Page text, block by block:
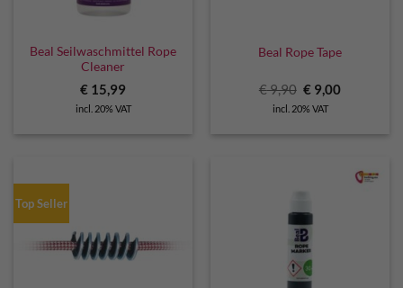
Beal Seilwaschmittel Rope
Cleaner
€ 15,99
incl. 20% VAT
Beal Rope Tape
€9,90 Original
price
was:
€ 9,00Current
incl. 20% VAT
Top Seller